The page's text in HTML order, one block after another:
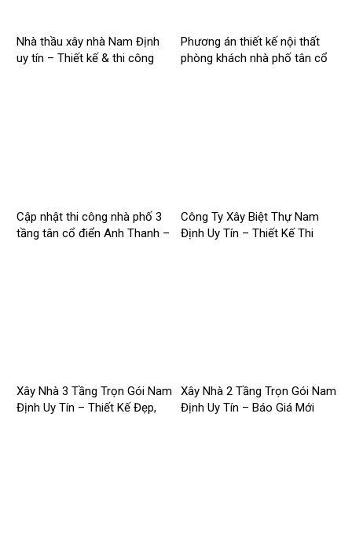
Nhà thầu xây nhà Nam Định
uy tín – Thiết kế & thi công
Phương án thiết kế nội thất
phòng khách nhà phố tân cổ
Cập nhật thi công nhà phố 3
tầng tân cổ điển Anh Thanh –
Công Ty Xây Biệt Thự Nam
Định Uy Tín – Thiết Kế Thi
Xây Nhà 3 Tầng Trọn Gói Nam
Định Uy Tín – Thiết Kế Đẹp,
Xây Nhà 2 Tầng Trọn Gói Nam
Định Uy Tín – Báo Giá Mới